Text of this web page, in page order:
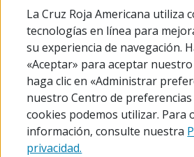
FIND A CLASS
La Cruz Roja Americana utiliza
tecnologías en línea para
su experiencia de navegación.
«Aceptar» para aceptar
haga clic en «Administrar
nuestro Centro de
cookies podemos utilizar. Para
información, consulte nuestra
privacidad.